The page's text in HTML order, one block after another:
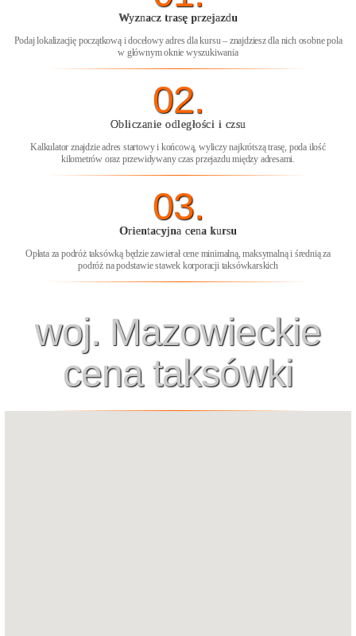
Wyznacz trasę przejazdu
Podaj lokalizacjię początkową i docelowy adres dla kursu – znajdziesz dla nich osobne pola
w głównym oknie wyszukiwania
02.
Obliczanie odległości i czsu
Kalkulator znajdzie adres startowy i końcową, wyliczy najkrótszą trasę, poda ilość
kilometrów oraz przewidywany czas przejazdu między adresami.
03.
Orientacyjna cena kursu
Opłata za podróż taksówką będzie zawierał cene minimalną, maksymalną i średnią za
podróż na podstawie stawek korporacji taksówkarskich
woj. Mazowieckie
cena taksówki